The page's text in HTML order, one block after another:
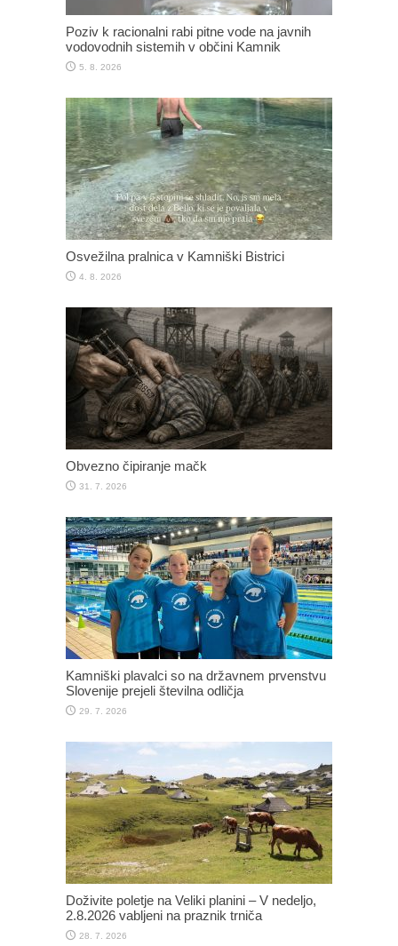
Poziv k racionalni rabi pitne vode na javnih
vodovodnih sistemih v občini Kamnik
5. 8. 2026
Osvežilna pralnica v Kamniški Bistrici
4. 8. 2026
Obvezno čipiranje mačk
31. 7. 2026
Kamniški plavalci so na državnem prvenstvu
Slovenije prejeli številna odličja
29. 7. 2026
Doživite poletje na Veliki planini – V nedeljo,
2.8.2026 vabljeni na praznik trniča
28. 7. 2026